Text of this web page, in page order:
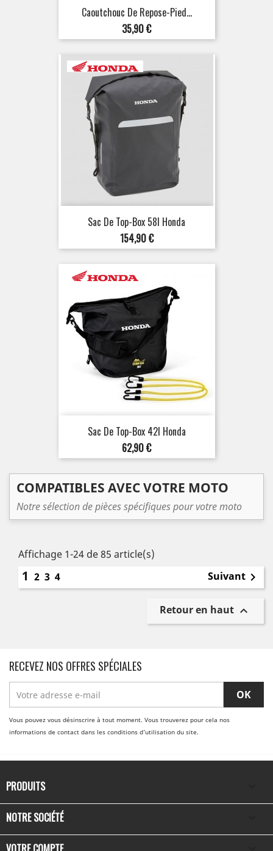
Caoutchouc De Repose-Pied...
Prix
35,90 €
Sac De Top-Box 58l Honda
Prix
154,90 €
Sac De Top-Box 42l Honda
Prix
62,90 €
COMPATIBLES AVEC VOTRE MOTO
Notre sélection de pièces spécifiques pour votre moto
Affichage 1-24 de 85 article(s)
1 2 3 4 Suivant 
Retour en haut 
RECEVEZ NOS OFFRES SPÉCIALES
Vous pouvez vous désinscrire à tout moment. Vous trouverez pour cela nos
informations de contact dans les conditions d'utilisation du site.
PRODUITS
NOTRE SOCIÉTÉ